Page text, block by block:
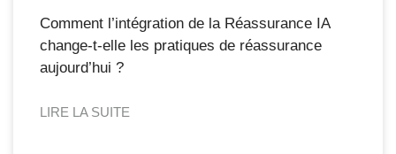
Comment l’intégration de la Réassurance IA
change-t-elle les pratiques de réassurance
aujourd’hui ?
LIRE LA SUITE